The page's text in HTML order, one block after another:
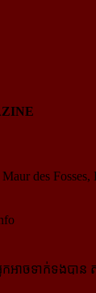
des Fosses,
អាចទាក់ទងបាន